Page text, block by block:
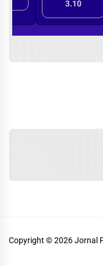
Copyright © 2026Jornal